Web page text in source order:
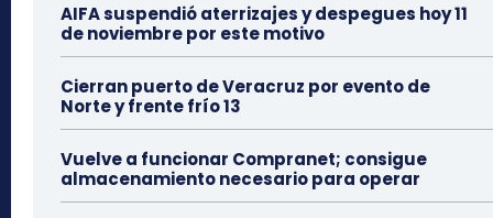
AIFA suspendió aterrizajes y despegues hoy 11
de noviembre por este motivo
Cierran puerto de Veracruz por evento de
Norte y frente frío 13
Vuelve a funcionar Compranet; consigue
almacenamiento necesario para operar